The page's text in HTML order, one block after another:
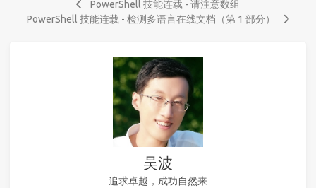
PowerShell 技能连载 - 请注意数组
PowerShell 技能连载 - 检测多语言在线文档（第 1 部分）
吴波
追求卓越，成功自然来